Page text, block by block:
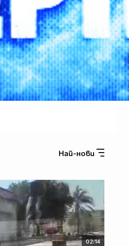
Най-нови
02:14